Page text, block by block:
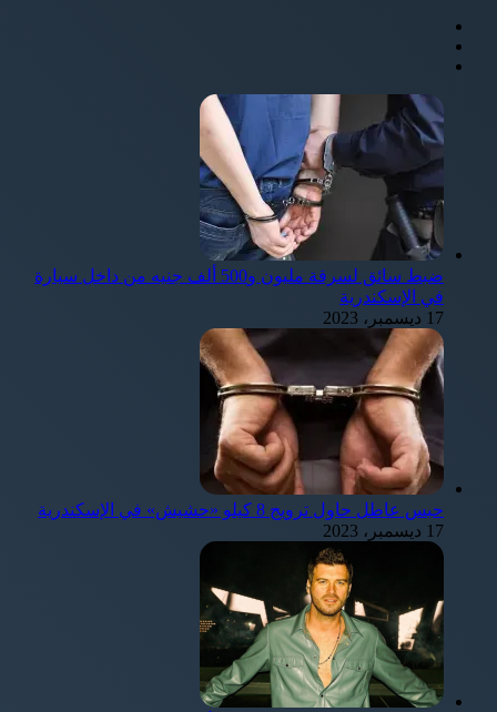
ضبط سائق لسرقة مليون و500 ألف جنيه من داخل سيارة
في الإسكندرية
17 ديسمبر، 2023
حبس عاطل حاول ترويج 8 كيلو «حشيش» في الإسكندرية
17 ديسمبر، 2023